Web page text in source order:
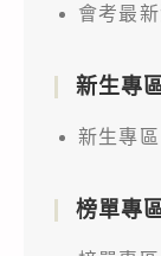
會考最
新生專
新生專區
榜單專